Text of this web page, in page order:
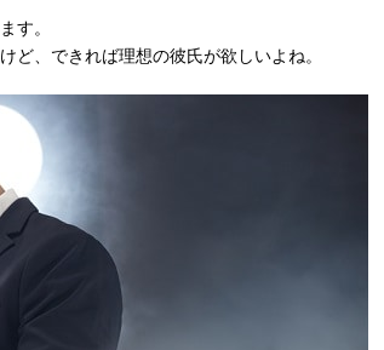
す。
ど、できれば理想の彼氏が欲しいよね。